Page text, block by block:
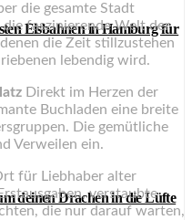
Eisbahnen in Hamburg für
deinen Drachen in die Lüfte
die gesamte Stadt
faszinierende Welt der
die Zeit stillzustehen
lebendig wird.
Direkt im Herzen der
Buchladen eine breite
Die gemütliche
Verweilen ein.
für Liebhaber alter
verstaubte
die nur darauf warten,